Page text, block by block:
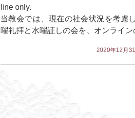
line only.
当教会では、現在の社会状況を考慮
曜礼拝と水曜証しの会を、オンライン
2020年12月